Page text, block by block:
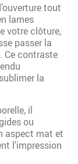
tout
lames
votre clôture,
passer la
Ce contraste
la
il
ou
aspect mat et
l’impression